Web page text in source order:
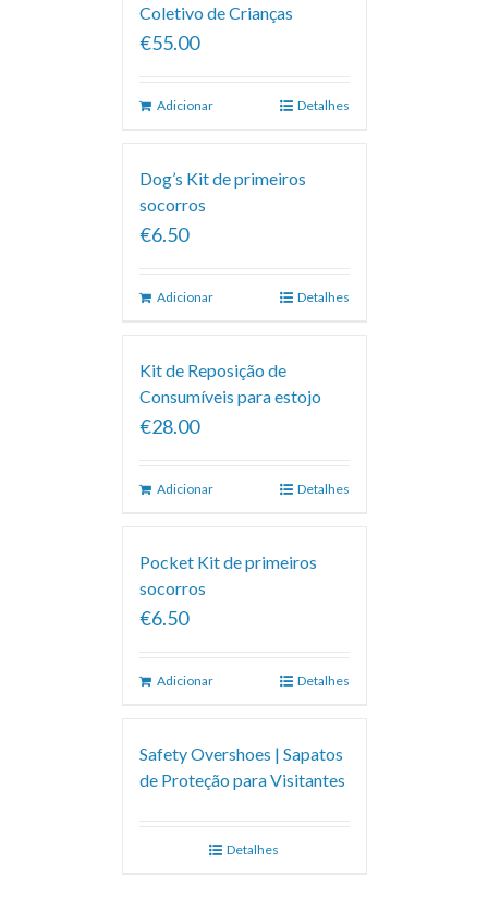
Coletivo de Crianças
€55.00
Adicionar Detalhes
Dog’s Kit de primeiros
socorros
€6.50
Adicionar Detalhes
Kit de Reposição de
Consumíveis para estojo
€28.00
Adicionar Detalhes
Pocket Kit de primeiros
socorros
€6.50
Adicionar Detalhes
Safety Overshoes | Sapatos
de Proteção para Visitantes
Detalhes